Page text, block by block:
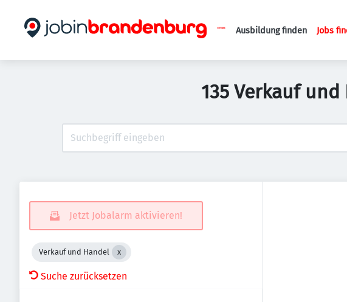
Ausbildung finden Jobs
135 Verkauf
Jetzt Jobalarm aktivieren!
Verkauf und Handel
Suche zurücksetzen